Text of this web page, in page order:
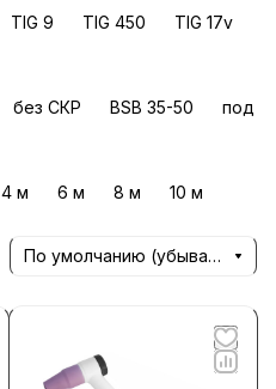
TIG 9 TIG 450 TIG 17v
без СКР BSB 35-50 под
4 м 6 м 8 м 10 м
По умолчанию (убывание)